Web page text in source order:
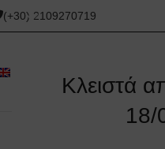
Κλειστά
18/
(+30) 2109270719